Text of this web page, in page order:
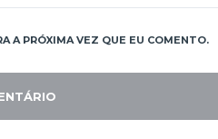
A PRÓXIMA VEZ QUE EU COMENTO.